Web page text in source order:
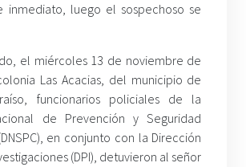
inmediato, luego el sospechoso se
el miércoles 13 de noviembre de
Las Acacias, del municipio de
funcionarios policiales de la
de Prevención y Seguridad
en conjunto con la Dirección
(DPI), detuvieron al señor